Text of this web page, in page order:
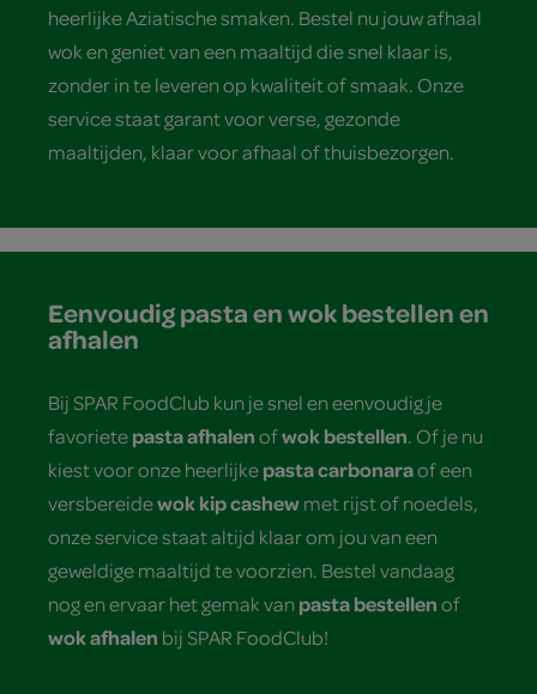
heerlijke Aziatische smaken. Bestel nu jouw afhaal
wok en geniet van een maaltijd die snel klaar is,
zonder in te leveren op kwaliteit of smaak. Onze
service staat garant voor verse, gezonde
maaltijden, klaar voor afhaal of thuisbezorgen.
Eenvoudig pasta en wok bestellen en
afhalen
Bij SPAR FoodClub kun je snel en eenvoudig je
favorietepasta afhalenofwok bestellen. Of je nu
kiest voor onze heerlijkepasta carbonaraof een
versbereidewok kip cashewmet rijst of noedels,
onze service staat altijd klaar om jou van een
geweldige maaltijd te voorzien. Bestel vandaag
nog en ervaar het gemak vanpasta bestellenof
wok afhalen bij SPAR FoodClub!